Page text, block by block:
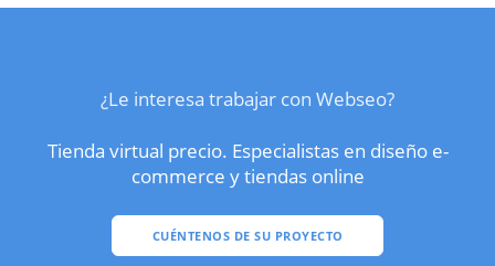
¿Le interesa trabajar con Webseo?
Tienda virtual precio. Especialistas en diseño e-
commerce y tiendas online
CUÉNTENOS DE SU PROYECTO